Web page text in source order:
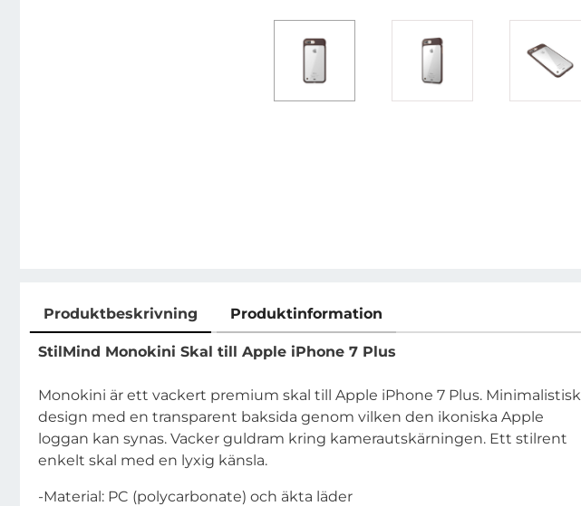
Produktbeskrivning Produktinformation
Produktbeskrivning
StilMind Monokini Skal till Apple iPhone 7 Plus
Monokini är ett vackert premium skal till Apple iPhone 7 Plus. Minimalistisk
design med en transparent baksida genom vilken den ikoniska Apple
loggan kan synas. Vacker guldram kring kamerautskärningen. Ett stilrent
enkelt skal med en lyxig känsla.
-Material: PC (polycarbonate) och äkta läder